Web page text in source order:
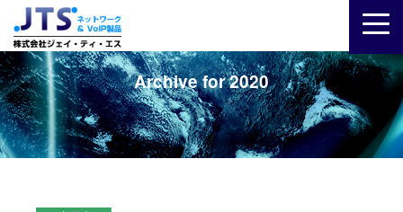
Archive for 2020